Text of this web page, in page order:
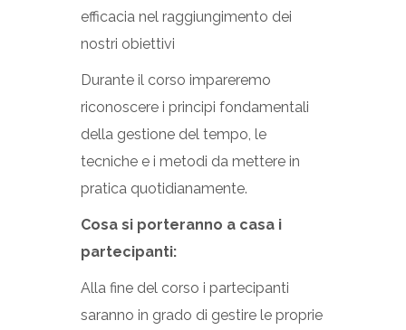
efficacia nel raggiungimento dei
nostri obiettivi
Durante il corso impareremo
riconoscere i principi fondamentali
della gestione del tempo, le
tecniche e i metodi da mettere in
pratica quotidianamente.
Cosa si porteranno a casa i
partecipanti:
Alla fine del corso i partecipanti
saranno in grado di gestire le proprie